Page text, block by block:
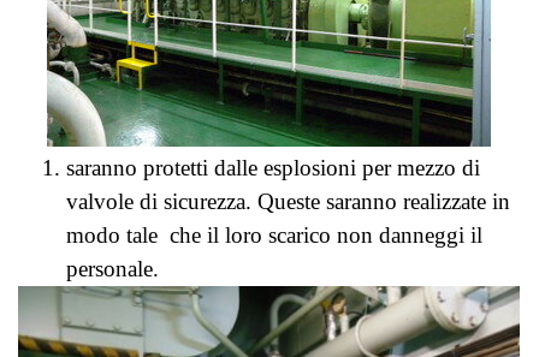
saranno protetti dalle esplosioni per mezzo di
valvole di sicurezza. Queste saranno realizzate in
modo tale che il loro scarico non danneggi il
personale.